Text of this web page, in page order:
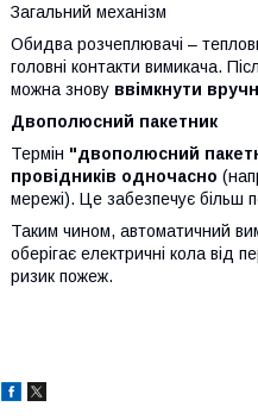
Загальний механізм
Обидва розчеплювачі –
головні контакти вимикача.
можна знову ввімкнути
Двополюсний пакетник
Термін "двополюсний
провідників одночасно
мережі). Це забезпечує більш
Таким чином, автоматичний
оберігає електричні кола від
ризик пожеж.